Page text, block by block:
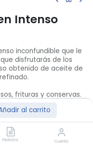
al carrito
Pedidos Cuenta
Intenso
inconfundible que le
disfrutarás de los
obtenido de aceite de
frituras y conservas.